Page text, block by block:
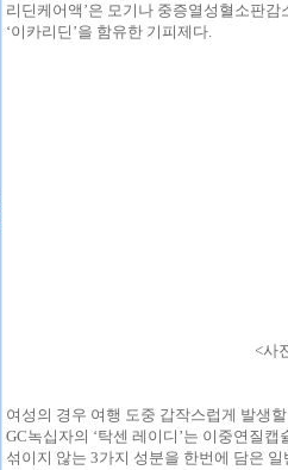
리딘케어액’은 모기나 중증열성혈소판
‘이카리딘’을 함유한 기피제다.
<사
여성의 경우 여행 도중 갑작스럽게 발생
GC녹십자의 ‘탁센 레이디’는 이중연질
섞이지 않는 3가지 성분을 한번에 담은